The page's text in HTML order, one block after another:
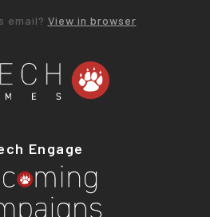
email? View in browser
Engage